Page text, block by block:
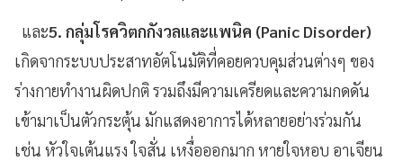
และ5. กลุ่มโรควิตกกังวลและแพนิค (Panic Disorder)
เกิดจากระบบประสาทอัตโนมัติที่คอยควบคุมส่วนต่างๆ ของ
ร่างกายทำงานผิดปกติ รวมถึงมีความเครียดและความกดดัน
เข้ามาเป็นตัวกระตุ้น มักแสดงอาการได้หลายอย่างร่วมกัน
เช่น หัวใจเต้นแรง ใจสั่น เหงื่อออกมาก หายใจหอบ อาเจียน